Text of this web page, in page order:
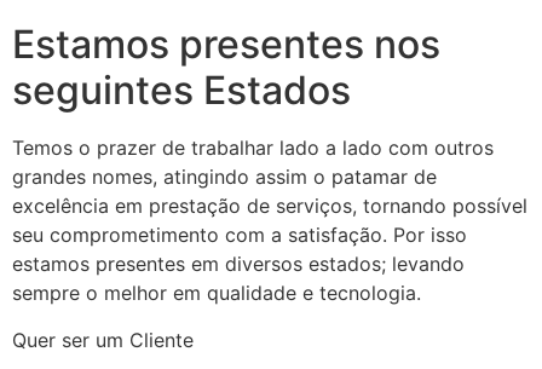
Estamos presentes nos
seguintes Estados
Temos o prazer de trabalhar lado a lado com outros
grandes nomes, atingindo assim o patamar de
excelência em prestação de serviços, tornando possível
seu comprometimento com a satisfação. Por isso
estamos presentes em diversos estados; levando
sempre o melhor em qualidade e tecnologia.
Quer ser um Cliente